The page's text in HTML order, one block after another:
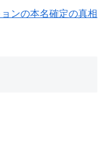
ンの本名確定の真相